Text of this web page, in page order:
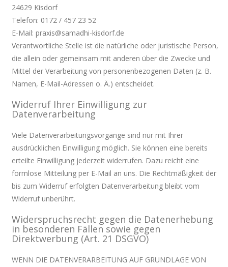
24629 Kisdorf
Telefon: 0172 / 457 23 52
E-Mail: praxis@samadhi-kisdorf.de
Verantwortliche Stelle ist die natürliche oder juristische Person,
die allein oder gemeinsam mit anderen über die Zwecke und
Mittel der Verarbeitung von personenbezogenen Daten (z. B.
Namen, E-Mail-Adressen o. Ä.) entscheidet.
Widerruf Ihrer Einwilligung zur
Datenverarbeitung
Viele Datenverarbeitungsvorgänge sind nur mit Ihrer
ausdrücklichen Einwilligung möglich. Sie können eine bereits
erteilte Einwilligung jederzeit widerrufen. Dazu reicht eine
formlose Mitteilung per E-Mail an uns. Die Rechtmäßigkeit der
bis zum Widerruf erfolgten Datenverarbeitung bleibt vom
Widerruf unberührt.
Widerspruchsrecht gegen die Datenerhebung
in besonderen Fällen sowie gegen
Direktwerbung (Art. 21 DSGVO)
WENN DIE DATENVERARBEITUNG AUF GRUNDLAGE VON